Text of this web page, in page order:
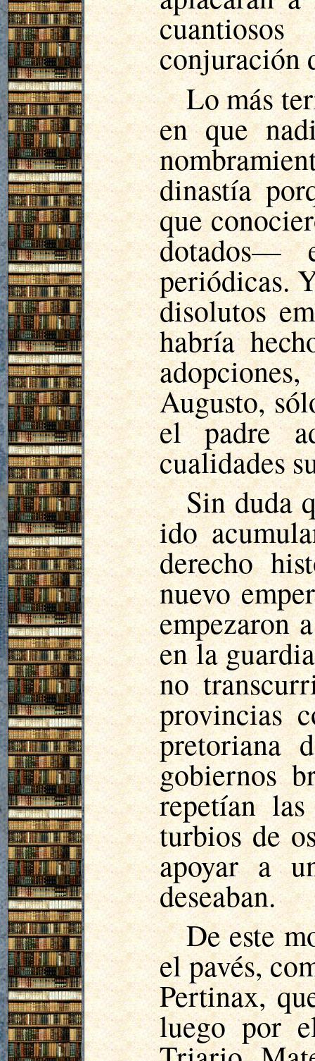
conjuración
Lo más
en que
dinastía
que
dotados—
periódicas.
disolutos
habría
Augusto,
el padre
cualidades
Sin duda
ido
derecho
nuevo
empezaron
en la
no
provincias
pretoriana
gobiernos
repetían
turbios de
apoyar a
deseaban.
De este
el pavés,
Pertinax,
luego por